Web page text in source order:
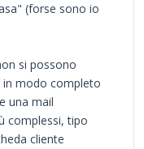
(forse sono io
si possono
in modo completo
una mail
complessi, tipo
cliente